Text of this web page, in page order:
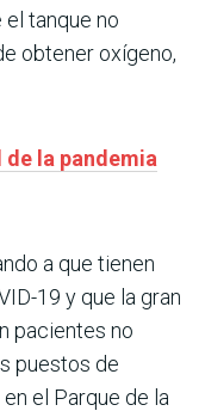
tanque no
obtener oxígeno,
la pandemia
a que tienen
19 y que la gran
pacientes no
puestos de
el Parque de la